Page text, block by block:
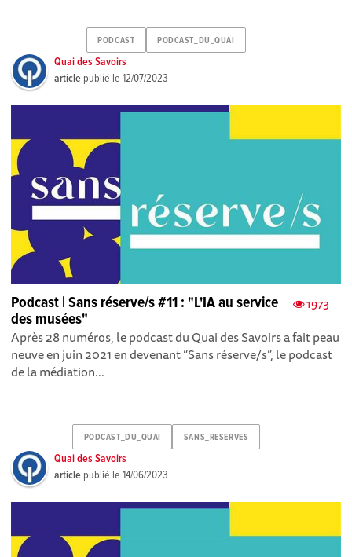
PODCAST PODCAST_DU_QUAI
Quai des Savoirs
article publié le12/07/2023
1973
Podcast | Sans réserve/s #11 : "L'IA au service
des musées"
Après 28 numéros , le podcast du Quai des Savoirs a fait peau
neuve en juin 2021 en devenant “Sans réserve/s”, le podcast
de la médiation...
PODCAST_DU_QUAI SANS_RESERVES
Quai des Savoirs
article publié le14/06/2023